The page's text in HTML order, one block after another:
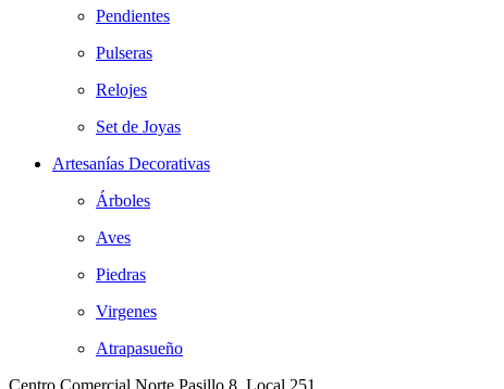
Pendientes
Pulseras
Relojes
Set de Joyas
Artesanías Decorativas
Árboles
Aves
Piedras
Virgenes
Atrapasueño